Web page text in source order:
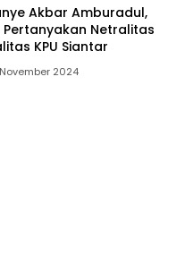
Akbar Amburadul,
Pertanyakan Netralitas
KPU Siantar
November 2024